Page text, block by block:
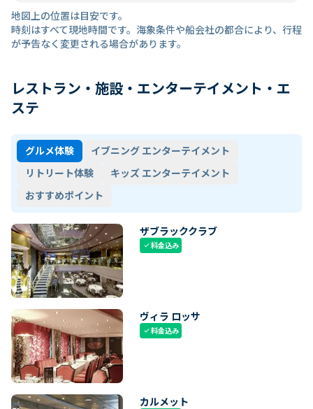
地図上の位置は目安です。
時刻はすべて現地時間です。海象条件や船会社の都合により、行程
が予告なく変更される場合があります。
レストラン・施設・エンターテイメント・エ
ステ
グルメ体験
イブニング エンターテイメント
リトリート体験
キッズ エンターテイメント
おすすめポイント
ザブラッククラブ
check料金込み
ヴィラ ロッサ
check料金込み
カルメット